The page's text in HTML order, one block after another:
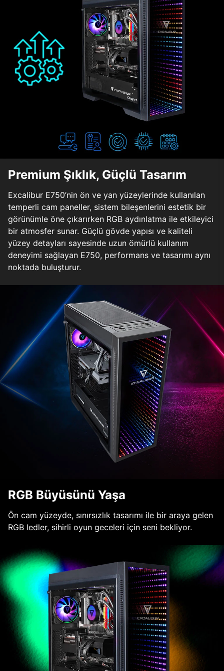
Premium Şıklık, Güçlü Tasarım
Excalibur E750’nin ön ve yan yüzeylerinde kullanılan
temperli cam paneller, sistem bileşenlerini estetik bir
görünümle öne çıkarırken RGB aydınlatma ile etkileyici
bir atmosfer sunar. Güçlü gövde yapısı ve kaliteli
yüzey detayları sayesinde uzun ömürlü kullanım
deneyimi sağlayan E750, performans ve tasarımı aynı
noktada buluşturur.
RGB Büyüsünü Yaşa
Ön cam yüzeyde, sınırsızlık tasarımı ile bir araya gelen
RGB ledler, sihirli oyun geceleri için seni bekliyor.